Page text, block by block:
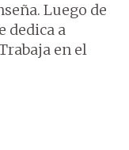
Luego de
dedica a
en el